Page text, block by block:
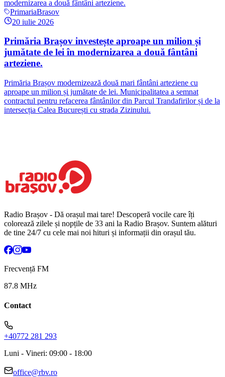
PrimariaBrasov
20 iulie 2026
Primăria Brașov investește aproape un milion și
jumătate de lei în modernizarea a două fântâni
arteziene.
Primăria Brașov modernizează două mari fântâni arteziene cu
aproape un milion și jumătate de lei. Municipalitatea a semnat
contractul pentru refacerea fântânilor din Parcul Trandafirilor și de la
intersecția Calea București cu strada Zizinului.
Radio Brașov - Dă orașul mai tare! Descoperă vocile care îți
colorează zilele și nopțile de 33 ani la Radio Brașov. Suntem alături
de tine 24/7 cu cele mai noi hituri și informații din orașul tău.
Frecvență FM
87.8 MHz
Contact
+40772 281 293
Luni - Vineri: 09:00 - 18:00
office@rbv.ro